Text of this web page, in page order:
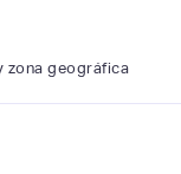
zona geográfica